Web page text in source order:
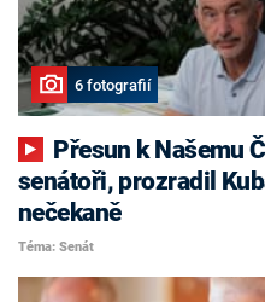
6 fotografií
senátoři, prozradil
nečekaně
Téma: Senát